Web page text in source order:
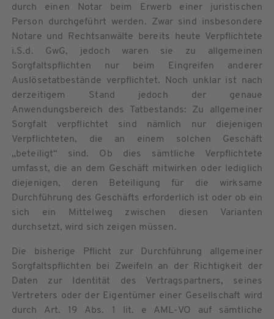
durch einen Notar beim Erwerb einer juristischen
Person durchgeführt werden. Zwar sind insbesondere
Notare und Rechtsanwälte bereits heute Verpflichtete
i.S.d. GwG, jedoch waren sie zu allgemeinen
Sorgfaltspflichten nur beim Eingreifen anderer
Auslösetatbestände verpflichtet. Noch unklar ist nach
derzeitigem Stand jedoch der genaue
Anwendungsbereich des Tatbestands: Zu allgemeiner
Sorgfalt verpflichtet sind nämlich nur diejenigen
Verpflichteten, die an einem solchen Geschäft
„beteiligt“ sind. Ob dies sämtliche Verpflichtete
umfasst, die an dem Geschäft mitwirken oder lediglich
diejenigen, deren Beteiligung für die wirksame
Durchführung des Geschäfts erforderlich ist oder ob ein
sich ein Mittelweg zwischen diesen Varianten
durchsetzt, wird sich zeigen müssen.
Die bisherige Pflicht zur Durchführung allgemeiner
Sorgfaltspflichten bei Zweifeln an der Richtigkeit der
Daten zur Identität des Vertragspartners, seines
Vertreters oder der Eigentümer einer Gesellschaft wird
durch Art. 19 Abs. 1 lit. e AML-VO auf sämtliche